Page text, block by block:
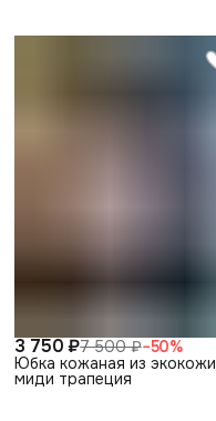
3 750 ₽7 500 ₽−50%
Юбка кожаная из экокожи
миди трапеция